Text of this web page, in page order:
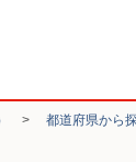
> 都道府県から